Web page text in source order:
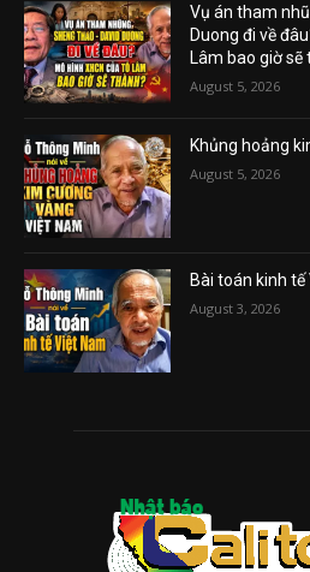
Vụ án tham
Duong đi về
Lâm bao giờ sẽ
August 5, 2026
Khủng hoảng
August 5, 2026
Bài toán kinh tế
August 3, 2026